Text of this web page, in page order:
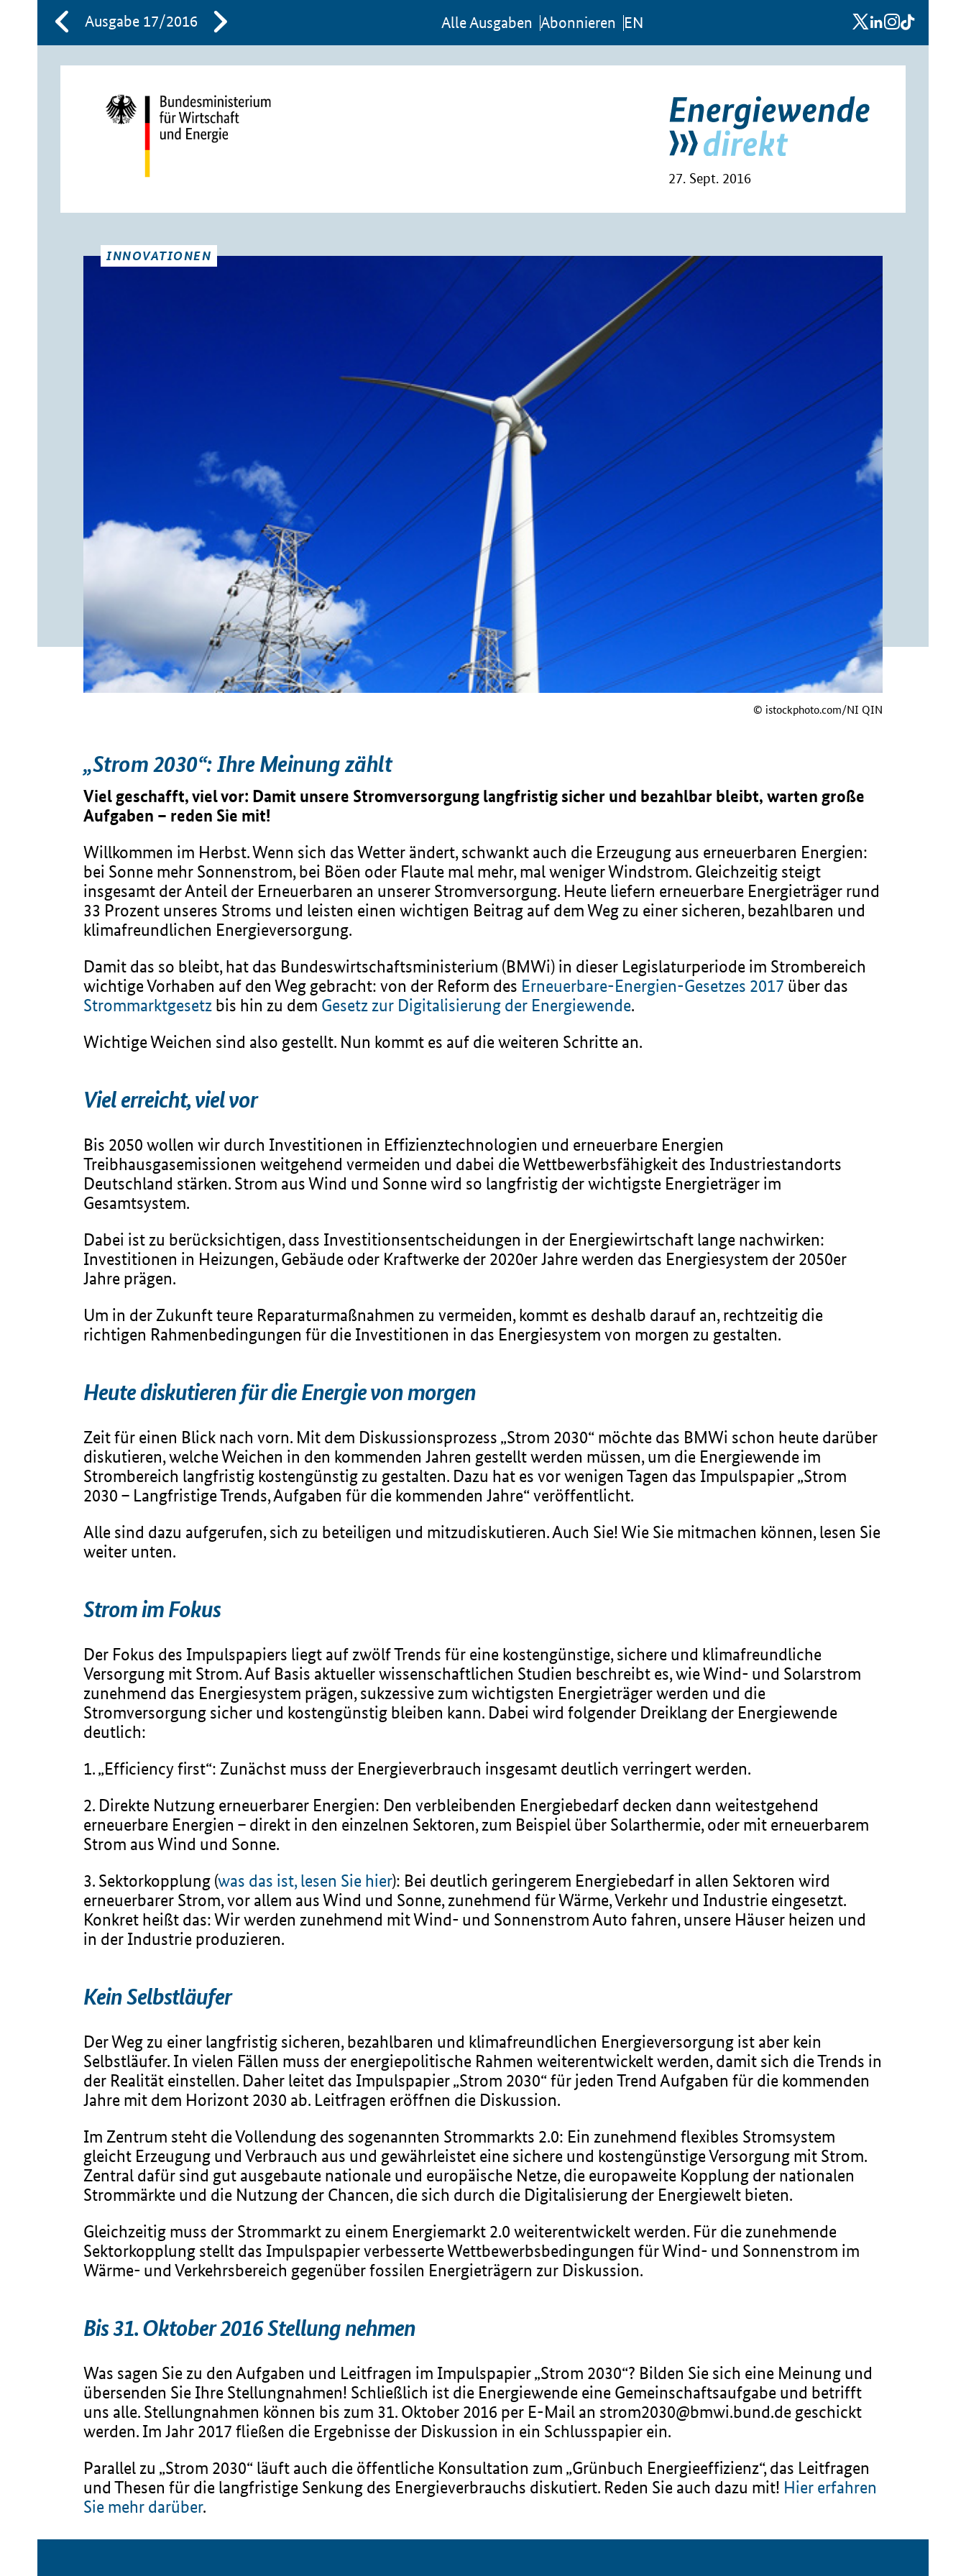
Ausgabe 17/2016 Al­le Aus­ga­ben Abon­nie­ren EN x linkedin
instagram
27. Sept. 2016
INNOVATIONEN
© istockphoto.com/NI QIN
„Strom 2030“: Ihre Meinung zählt
Viel geschafft, viel vor: Damit unsere Stromversorgung langfristig sicher und bezahlbar bleibt, warten große
Aufgaben – reden Sie mit!
Willkommen im Herbst. Wenn sich das Wetter ändert, schwankt auch die Erzeugung aus erneuerbaren Energien:
bei Sonne mehr Sonnenstrom, bei Böen oder Flaute mal mehr, mal weniger Windstrom. Gleichzeitig steigt
insgesamt der Anteil der Erneuerbaren an unserer Stromversorgung. Heute liefern erneuerbare Energieträger rund
33 Prozent unseres Stroms und leisten einen wichtigen Beitrag auf dem Weg zu einer sicheren, bezahlbaren und
klimafreundlichen Energieversorgung.
Damit das so bleibt, hat das Bundeswirtschaftsministerium (BMWi) in dieser Legislaturperiode im Strombereich
wichtige Vorhaben auf den Weg gebracht: von der Reform des Erneuerbare-Energien-Gesetzes 2017 über das
Strommarktgesetz bis hin zu dem Gesetz zur Digitalisierung der Energiewende.
Wichtige Weichen sind also gestellt. Nun kommt es auf die weiteren Schritte an.
Viel erreicht, viel vor
Bis 2050 wollen wir durch Investitionen in Effizienztechnologien und erneuerbare Energien
Treibhausgasemissionen weitgehend vermeiden und dabei die Wettbewerbsfähigkeit des Industriestandorts
Deutschland stärken. Strom aus Wind und Sonne wird so langfristig der wichtigste Energieträger im
Gesamtsystem.
Dabei ist zu berücksichtigen, dass Investitionsentscheidungen in der Energiewirtschaft lange nachwirken:
Investitionen in Heizungen, Gebäude oder Kraftwerke der 2020er Jahre werden das Energiesystem der 2050er
Jahre prägen.
Um in der Zukunft teure Reparaturmaßnahmen zu vermeiden, kommt es deshalb darauf an, rechtzeitig die
richtigen Rahmenbedingungen für die Investitionen in das Energiesystem von morgen zu gestalten.
Heute diskutieren für die Energie von morgen
Zeit für einen Blick nach vorn. Mit dem Diskussionsprozess „Strom 2030“ möchte das BMWi schon heute darüber
diskutieren, welche Weichen in den kommenden Jahren gestellt werden müssen, um die Energiewende im
Strombereich langfristig kostengünstig zu gestalten. Dazu hat es vor wenigen Tagen das Impulspapier „Strom
2030 – Langfristige Trends, Aufgaben für die kommenden Jahre“ veröffentlicht.
Alle sind dazu aufgerufen, sich zu beteiligen und mitzudiskutieren. Auch Sie! Wie Sie mitmachen können, lesen Sie
weiter unten.
Strom im Fokus
Der Fokus des Impulspapiers liegt auf zwölf Trends für eine kostengünstige, sichere und klimafreundliche
Versorgung mit Strom. Auf Basis aktueller wissenschaftlichen Studien beschreibt es, wie Wind- und Solarstrom
zunehmend das Energiesystem prägen, sukzessive zum wichtigsten Energieträger werden und die
Stromversorgung sicher und kostengünstig bleiben kann. Dabei wird folgender Dreiklang der Energiewende
deutlich:
1. „Efficiency first“: Zunächst muss der Energieverbrauch insgesamt deutlich verringert werden.
2. Direkte Nutzung erneuerbarer Energien: Den verbleibenden Energiebedarf decken dann weitestgehend
erneuerbare Energien – direkt in den einzelnen Sektoren, zum Beispiel über Solarthermie, oder mit erneuerbarem
Strom aus Wind und Sonne.
3. Sektorkopplung (was das ist, lesen Sie hier): Bei deutlich geringerem Energiebedarf in allen Sektoren wird
erneuerbarer Strom, vor allem aus Wind und Sonne, zunehmend für Wärme, Verkehr und Industrie eingesetzt.
Konkret heißt das: Wir werden zunehmend mit Wind- und Sonnenstrom Auto fahren, unsere Häuser heizen und
in der Industrie produzieren.
Kein Selbstläufer
Der Weg zu einer langfristig sicheren, bezahlbaren und klimafreundlichen Energieversorgung ist aber kein
Selbstläufer. In vielen Fällen muss der energiepolitische Rahmen weiterentwickelt werden, damit sich die Trends in
der Realität einstellen. Daher leitet das Impulspapier „Strom 2030“ für jeden Trend Aufgaben für die kommenden
Jahre mit dem Horizont 2030 ab. Leitfragen eröffnen die Diskussion.
Im Zentrum steht die Vollendung des sogenannten Strommarkts 2.0: Ein zunehmend flexibles Stromsystem
gleicht Erzeugung und Verbrauch aus und gewährleistet eine sichere und kostengünstige Versorgung mit Strom.
Zentral dafür sind gut ausgebaute nationale und europäische Netze, die europaweite Kopplung der nationalen
Strommärkte und die Nutzung der Chancen, die sich durch die Digitalisierung der Energiewelt bieten.
Gleichzeitig muss der Strommarkt zu einem Energiemarkt 2.0 weiterentwickelt werden. Für die zunehmende
Sektorkopplung stellt das Impulspapier verbesserte Wettbewerbsbedingungen für Wind- und Sonnenstrom im
Wärme- und Verkehrsbereich gegenüber fossilen Energieträgern zur Diskussion.
Bis 31. Oktober 2016 Stellung nehmen
Was sagen Sie zu den Aufgaben und Leitfragen im Impulspapier „Strom 2030“? Bilden Sie sich eine Meinung und
übersenden Sie Ihre Stellungnahmen! Schließlich ist die Energiewende eine Gemeinschaftsaufgabe und betrifft
uns alle. Stellungnahmen können bis zum 31. Oktober 2016 per E-Mail an strom2030@bmwi.bund.de geschickt
werden. Im Jahr 2017 fließen die Ergebnisse der Diskussion in ein Schlusspapier ein.
Parallel zu „Strom 2030“ läuft auch die öffentliche Konsultation zum „Grünbuch Energieeffizienz“, das Leitfragen
und Thesen für die langfristige Senkung des Energieverbrauchs diskutiert. Reden Sie auch dazu mit! Hier erfahren
Sie mehr darüber.